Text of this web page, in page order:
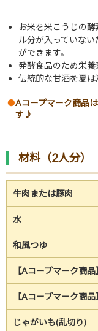
お米を米こうじの
ル分が入っていな
ができます。
発酵食品のため栄養
伝統的な甘酒を夏は
Aコープマーク商品
す♪
材料（2人分）
牛肉または豚肉
水
和風つゆ
【Aコープマーク商
【Aコープマーク商
じゃがいも(乱切り)